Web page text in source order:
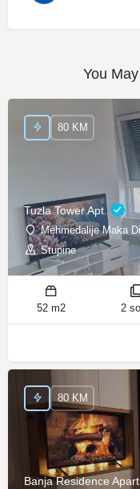
You
Tuzla Tower Apt.
Mehmedalije Maka
Stupine
80 KM
52 m2 2
Banja Residence
80 KM